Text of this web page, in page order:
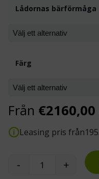
Lådornas bärförmåga
Färg
Från €2160,00
Leasing pris från
Treston
- +